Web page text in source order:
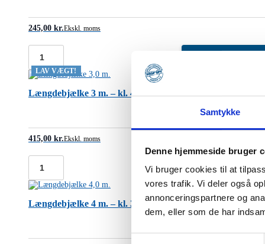
Samtykke
Denne hjemmeside bruger
Vi bruger cookies til at
vores trafik. Vi deler også
annonceringspartnere og
dem, eller som de har
Samtykkevalg
245,00 kr.Ekskl. moms
Trinunderstøtning
antalLAV VÆGT!
Længdebjælke 3 m. – kl. 4/5 (højstyrkestål, 13,4 kg.)
415,00 kr.Ekskl. moms
Længdebjælke
3
m.
-
kl.
13,4
Længdebjælke 4 m. – kl. 3